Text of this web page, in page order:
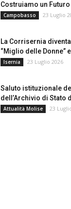
Costruiamo un
Campobasso 23 Luglio
La Corrisernia
“Miglio delle Donne”
Isernia 23 Luglio 2026
Saluto istituzionale
dell’Archivio di Stato
Attualità Molise 23